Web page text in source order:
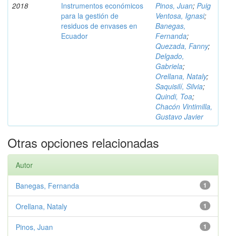
2018
Instrumentos económicos
para la gestión de
residuos de envases en
Ecuador
Pinos, Juan; Puig
Ventosa, Ignasi;
Banegas,
Fernanda;
Quezada, Fanny;
Delgado,
Gabriela;
Orellana, Nataly;
Saquisilí, Silvia;
Quindi, Toa;
Chacón Vintimilla,
Gustavo Javier
Otras opciones relacionadas
Autor
1
Banegas, Fernanda
1
Orellana, Nataly
1
Pinos, Juan